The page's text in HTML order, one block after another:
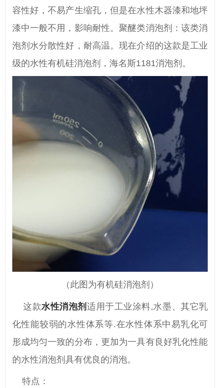
容性好，不易产生缩孔，但是在水性木器漆和地坪
漆中一般不用，影响耐性。聚醚类消泡剂：该类消
泡剂水分散性好，耐高温。现在介绍的这款是工业
级的水性有机硅消泡剂，海名斯1181消泡剂。
（此图为有机硅消泡剂）
这款水性消泡剂 适用于工业涂料,水墨、其它乳
化性能较弱的水性体系等.在水性体系中易乳化可
形成均匀一致的分布，更加为一具有良好乳化性能
的水性消泡剂具有优良的消泡。
特点：